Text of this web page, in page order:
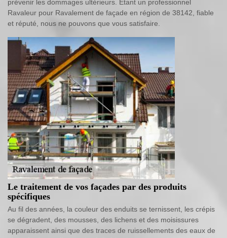
prévenir les dommages ultérieurs. Etant un professionnel
Ravaleur pour Ravalement de façade en région de 38142, fiable
et réputé, nous ne pouvons que vous satisfaire.
Le traitement de vos façades par des produits
spécifiques
Au fil des années, la couleur des enduits se ternissent, les crépis
se dégradent, des mousses, des lichens et des moisissures
apparaissent ainsi que des traces de ruissellements des eaux de